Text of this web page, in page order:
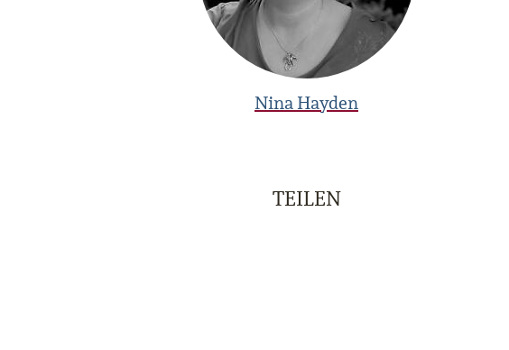
Nina Hayden
TEILEN